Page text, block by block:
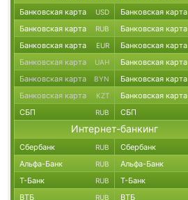
Банковская карта USD Банковская карта
Банковская карта RUB Банковская карта
Банковская карта EUR Банковская карта
Банковская карта UAH Банковская карта
Банковская карта BYN Банковская карта
Банковская карта KZT Банковская карта
СБП RUB СБП
Интернет-банкинг
Сбербанк RUB Сбербанк
Альфа-Банк RUB Альфа-Банк
Т-Банк RUB Т-Банк
ВТБ RUB ВТБ